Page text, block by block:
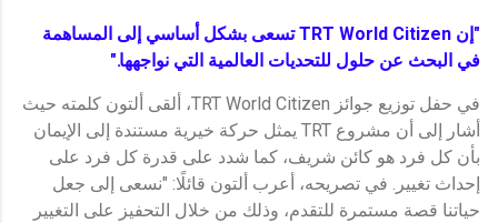
"إن TRT World Citizen تسعى بشكل أساسي إلى المساهمة
في البحث عن حلول للتحديات العالمية التي نواجهها."
في حفل توزيع جوائز TRT World Citizen، ألقى ألتون كلمته حيث
أشار إلى أن مشروع TRT يمثل حركة خيرية مستندة إلى الإيمان
بأن كل فرد هو كائن شريف، كما شدد على قدرة كل فرد على
إحداث تغيير. في تصريحه، أعرب ألتون قائلًا: "نسعى إلى جعل
حياتنا قصة مستمرة للتقدم، وذلك من خلال التحفيز على التغيير